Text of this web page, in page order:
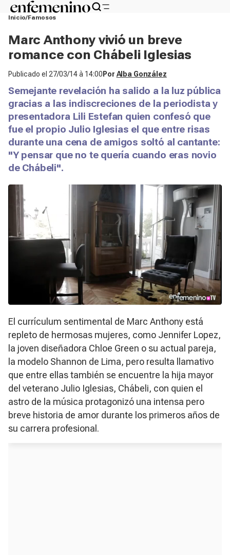
Inicio Famosos
Marc Anthony vivió un breve
romance con Chábeli Iglesias
Publicado el 27/03/14 à 14:00 Por Alba González
Semejante revelación ha salido a la luz pública
gracias a las indiscreciones de la periodista y
presentadora Lili Estefan quien confesó que
fue el propio Julio Iglesias el que entre risas
durante una cena de amigos soltó al cantante:
"Y pensar que no te quería cuando eras novio
de Chábeli".
El currículum sentimental de Marc Anthony está
repleto de hermosas mujeres, como Jennifer Lopez,
la joven diseñadora Chloe Green o su actual pareja,
la modelo Shannon de Lima, pero resulta llamativo
que entre ellas también se encuentre la hija mayor
del veterano Julio Iglesias, Chábeli, con quien el
astro de la música protagonizó una intensa pero
breve historia de amor durante los primeros años de
su carrera profesional.